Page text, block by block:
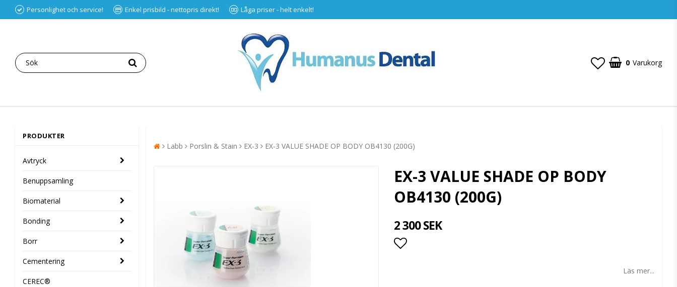
Personlighet och service! Enkel prisbild - nettopris direkt! Låga priser - helt enkelt!
0 Varukorg
PRODUKTER
Avtryck
Benuppsamling
Biomaterial
Bonding
Borr
Cementering
CEREC®
Labb Porslin & Stain EX-3 EX-3 VALUE SHADE OP BODY OB4130 (200G)
EX-3 VALUE SHADE OP BODY
OB4130 (200G)
2 300 SEK
Läs mer...